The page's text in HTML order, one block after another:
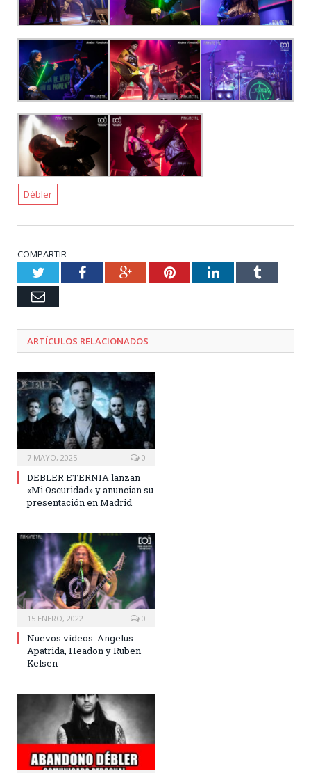
Débler
COMPARTIR
TwitterFacebookGoogle+PinterestLinkedInTumblr
Email
ARTÍCULOS RELACIONADOS
7 MAYO, 2025 0
DEBLER ETERNIA lanzan
«Mi Oscuridad» y anuncian su
presentación en Madrid
15 ENERO, 2022 0
Nuevos vídeos: Angelus
Apatrida, Headon y Ruben
Kelsen